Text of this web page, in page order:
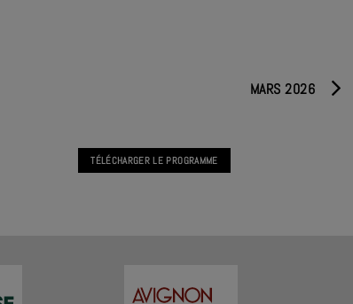
MARS 2026
TÉLÉCHARGER LE PROGRAMME